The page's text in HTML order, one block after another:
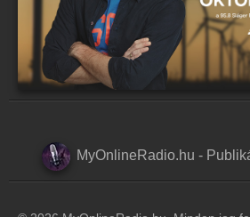
MyOnlineRadio.hu -